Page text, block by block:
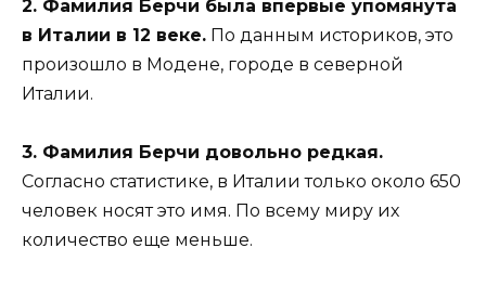
2. Фамилия Берчи была впервые упомянута
в Италии в 12 веке. По данным историков, это
произошло в Модене, городе в северной
Италии.
3. Фамилия Берчи довольно редкая.
Согласно статистике, в Италии только около 650
человек носят это имя. По всему миру их
количество еще меньше.